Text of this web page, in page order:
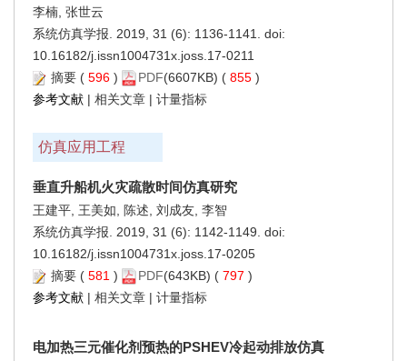
李楠, 张世云
系统仿真学报. 2019, 31 (6): 1136-1141. doi:
10.16182/j.issn1004731x.joss.17-0211
摘要 ( 596 ) PDF(6607KB) ( 855 )
参考文献 | 相关文章 | 计量指标
仿真应用工程
垂直升船机火灾疏散时间仿真研究
王建平, 王美如, 陈述, 刘成友, 李智
系统仿真学报. 2019, 31 (6): 1142-1149. doi:
10.16182/j.issn1004731x.joss.17-0205
摘要 ( 581 ) PDF(643KB) ( 797 )
参考文献 | 相关文章 | 计量指标
电加热三元催化剂预热的PSHEV冷起动排放仿真